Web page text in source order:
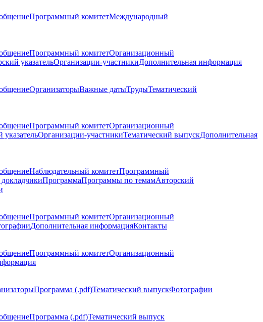
Программный комитетМеждународный
Программный комитетОрганизационный
указательОрганизации-участникиДополнительная информация
ОрганизаторыВажные датыТрудыТематический
Программный комитетОрганизационный
указательОрганизации-участникиТематический выпускДополнительная
Наблюдательный комитетПрограммный
ПрограммаПрограммы по темамАвторский
Программный комитетОрганизационный
Дополнительная информацияКонтакты
Программный комитетОрганизационный
Программа (.pdf)Тематический выпускФотографии
Программа (.pdf)Тематический выпуск